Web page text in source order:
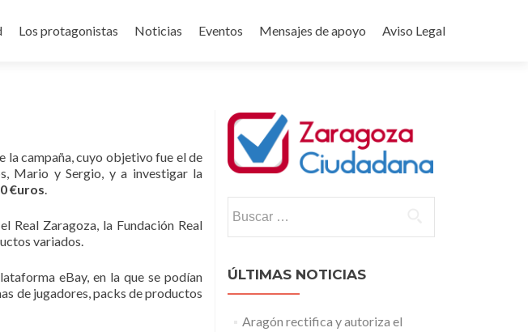
Los protagonistas Noticias Eventos Mensajes de apoyo Aviso Legal
la campaña, cuyo objetivo fue el de
Mario y Sergio, y a investigar la
€uros.
Real Zaragoza, la Fundación Real
variados.
eBay, en la que se podían
de jugadores, packs de productos
ÚLTIMAS NOTICIAS
Aragón rectifica y autoriza el